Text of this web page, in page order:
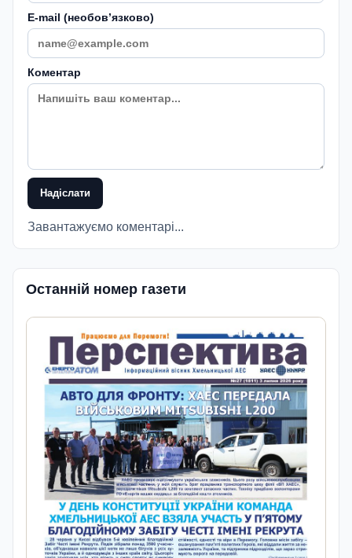
E-mail (необовʼязково)
Коментар
Надіслати
Завантажуємо коментарі...
Останній номер газети